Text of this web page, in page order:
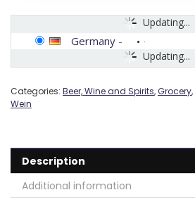
Updating...
Updating...
Germany -
Categories: Beer, Wine and Spirits,Grocery,
Wein
Description
Additional information